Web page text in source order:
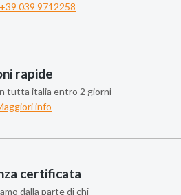
+39 039 9712258
rapide
tutta italia entro 2 giorni
info
certificata
dalla parte di chi